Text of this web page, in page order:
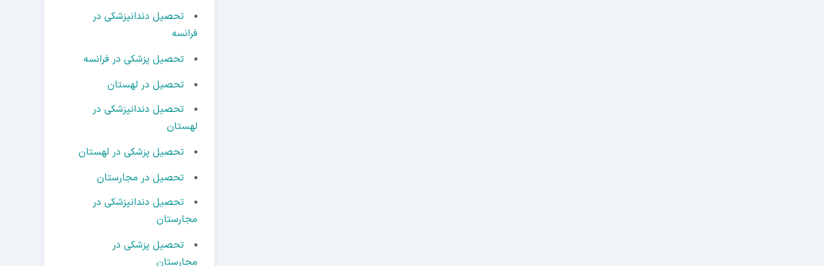
تحصیل دندانپزشکی در
فرانسه
تحصیل پزشکی در فرانسه
تحصیل در لهستان
تحصیل دندانپزشکی در
لهستان
تحصیل پزشکی در لهستان
تحصیل در مجارستان
تحصیل دندانپزشکی در
مجارستان
تحصیل پزشکی در
مجارستان